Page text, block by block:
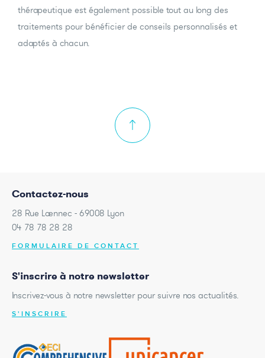
thérapeutique est également possible tout au long des
traitements pour bénéficier de conseils personnalisés et
adaptés à chacun.
Contactez-nous
28 Rue Laennec - 69008 Lyon
04 78 78 28 28
FORMULAIRE DE CONTACT
S'inscrire à notre newsletter
Inscrivez-vous à notre newsletter pour suivre nos actualités.
S'INSCRIRE